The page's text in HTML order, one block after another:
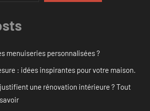
menuiseries personnalisées ?
: idées inspirantes pour votre maison.
une rénovation intérieure ? Tout